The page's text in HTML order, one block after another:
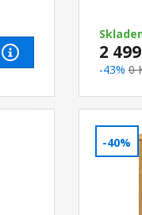
2
-43% 0
-40%